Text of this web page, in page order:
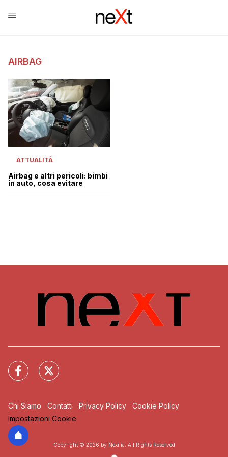
AIRBAG
ATTUALITÀ
Airbag e altri pericoli: bimbi
in auto, cosa evitare
Chi Siamo Contatti Privacy Policy
Cookie Policy
Impostazioni Cookie
Copyright © 2026 by Nexilia. All Rights Reserved